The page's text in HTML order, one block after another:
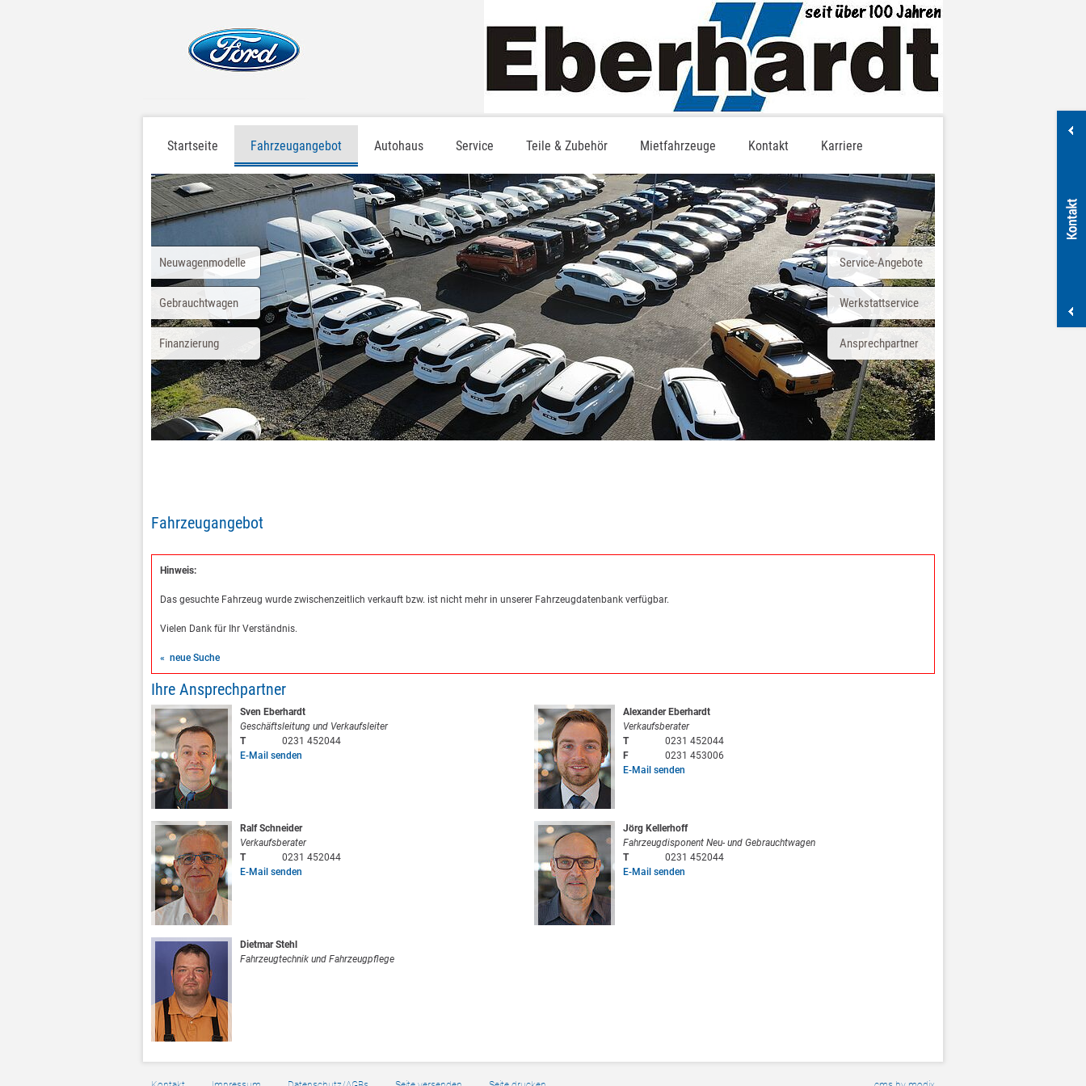
Startseite Fahrzeugangebot Autohaus Service Teile & Zubehör Mietfahrzeuge Kontakt Karriere
Neuwagenmodelle
Gebrauchtwagen
Finanzierung
Service-Angebote
Werkstattservice
Ansprechpartner
Fahrzeugangebot
Hinweis:
Das gesuchte Fahrzeug wurde zwischenzeitlich verkauft bzw. ist nicht mehr in unserer Fahrzeugdatenbank verfügbar.
Vielen Dank für Ihr Verständnis.
« neue Suche
Ihre Ansprechpartner
Sven Eberhardt
Geschäftsleitung und Verkaufsleiter
T
0231 452044
E-Mail senden
Alexander Eberhardt
Verkaufsberater
T
0231 452044
F
0231 453006
E-Mail senden
Ralf Schneider
Verkaufsberater
T
0231 452044
E-Mail senden
Jörg Kellerhoff
Fahrzeugdisponent Neu- und Gebrauchtwagen
T
0231 452044
E-Mail senden
Dietmar Stehl
Fahrzeugtechnik und Fahrzeugpflege